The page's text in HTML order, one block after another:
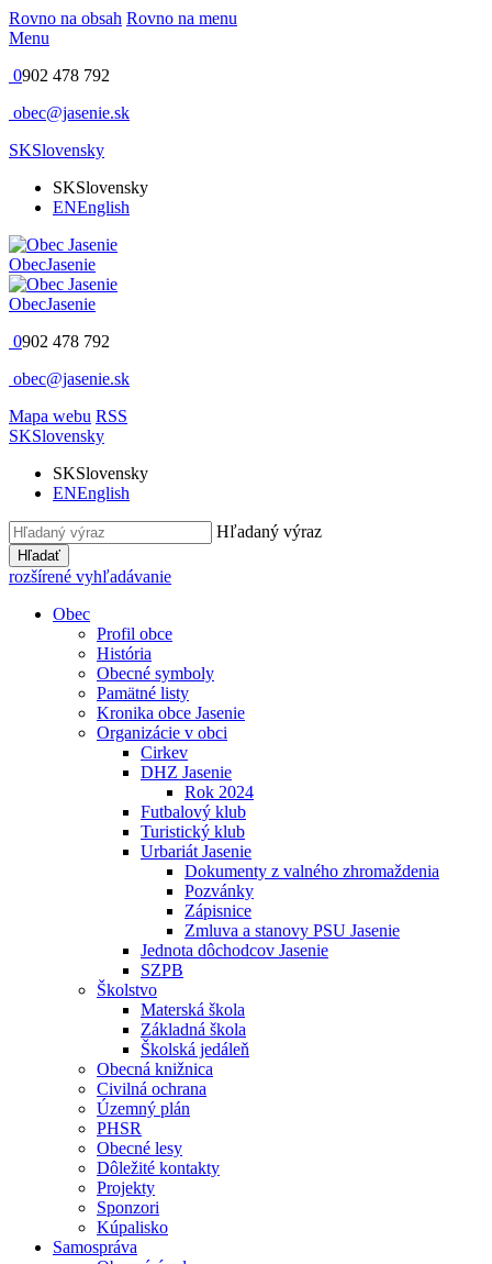
Rovno na obsah Rovno na menu
Menu
0902 478 792
obec@jasenie.sk
SKSlovensky
SKSlovensky
ENEnglish
ObecJasenie
ObecJasenie
0902 478 792
obec@jasenie.sk
Mapa webu RSS
SKSlovensky
SKSlovensky
ENEnglish
Hľadaný výraz
Hľadať
rozšírené vyhľadávanie
Obec
Profil obce
História
Obecné symboly
Pamätné listy
Kronika obce Jasenie
Organizácie v obci
Cirkev
DHZ Jasenie
Rok 2024
Futbalový klub
Turistický klub
Urbariát Jasenie
Dokumenty z valného zhromaždenia
Pozvánky
Zápisnice
Zmluva a stanovy PSU Jasenie
Jednota dôchodcov Jasenie
SZPB
Školstvo
Materská škola
Základná škola
Školská jedáleň
Obecná knižnica
Civilná ochrana
Územný plán
PHSR
Obecné lesy
Dôležité kontakty
Projekty
Sponzori
Kúpalisko
Samospráva